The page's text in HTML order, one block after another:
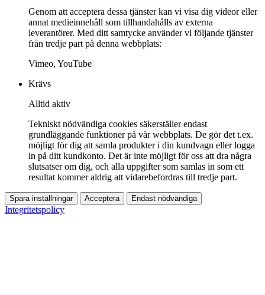
Genom att acceptera dessa tjänster kan vi visa dig videor eller
annat medieinnehåll som tillhandahålls av externa
leverantörer. Med ditt samtycke använder vi följande tjänster
från tredje part på denna webbplats:
Vimeo, YouTube
Krävs
Alltid aktiv
Tekniskt nödvändiga cookies säkerställer endast
grundläggande funktioner på vår webbplats. De gör det t.ex.
möjligt för dig att samla produkter i din kundvagn eller logga
in på ditt kundkonto. Det är inte möjligt för oss att dra några
slutsatser om dig, och alla uppgifter som samlas in som ett
resultat kommer aldrig att vidarebefordras till tredje part.
Spara inställningar Acceptera Endast nödvändiga
Integritetspolicy